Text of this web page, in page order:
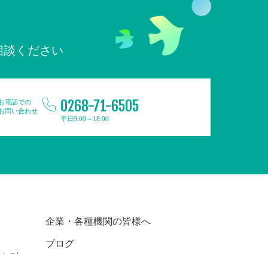
ください
電話での
問い合わせ
0268-71-6505
平日9:00～18:00
企業・各種機関の皆様へ
ブログ